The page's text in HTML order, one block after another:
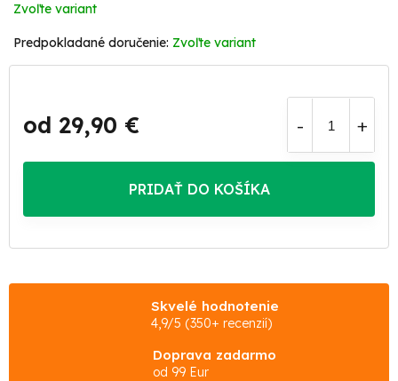
Zvoľte variant
Zvoľte variant
od 29,90 €
Jednotková
cena:
PRIDAŤ DO KOŠÍKA
Skvelé hodnotenie
4,9/5 (350+ recenzií)
Doprava zadarmo
od 99 Eur